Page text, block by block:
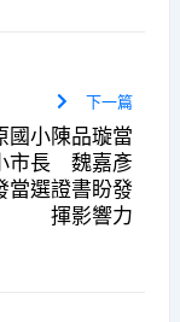
下一篇
國小陳品璇當
市長 魏嘉彥
當選證書盼發
揮影響力